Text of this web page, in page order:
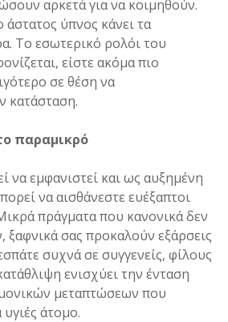
αρκετά για να κοιμηθούν.
άστατος ύπνος κάνει τα
Το εσωτερικό ρολόι του
είστε ακόμα πιο
σε θέση να
κατάσταση.
παραμικρό
να εμφανιστεί και ως αυξημένη
να αισθάνεστε ευέξαπτοι
πράγματα που κανονικά δεν
ξαφνικά σας προκαλούν εξάρσεις
συχνά σε συγγενείς, φίλους
ενισχύει την ένταση
μεταπτώσεων που
άτομο.